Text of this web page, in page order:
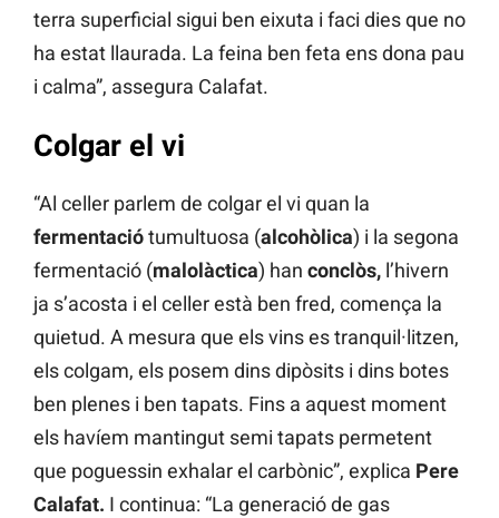
terra superficial sigui ben eixuta i faci dies que no
ha estat llaurada. La feina ben feta ens dona pau
i calma”, assegura Calafat.
Colgar el vi
“Al celler parlem de colgar el vi quan la
fermentaciótumultuosa (alcohòlica) i la segona
fermentació (malolàctica) han conclòs, l’hivern
ja s’acosta i el celler està ben fred, comença la
quietud. A mesura que els vins es tranquil·litzen,
els colgam, els posem dins dipòsits i dins botes
ben plenes i ben tapats. Fins a aquest moment
els havíem mantingut semi tapats permetent
que poguessin exhalar el carbònic”, explica Pere
Calafat. I continua: “La generació de gas